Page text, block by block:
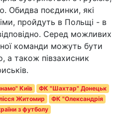
Обидва поєдинки, які
пройдуть в Польщі - в
Серед можливих
команди можуть бути
а також півзахисник
Київ
ФК "Шахтар" Донецьк
Житомир
ФК "Олександрія
з футболу